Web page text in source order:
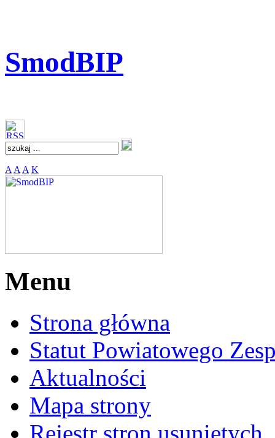
SmodBIP
A A A K
Menu
Strona główna
Statut Powiatowego
Aktualności
Mapa strony
Rejestr stron usuniętych